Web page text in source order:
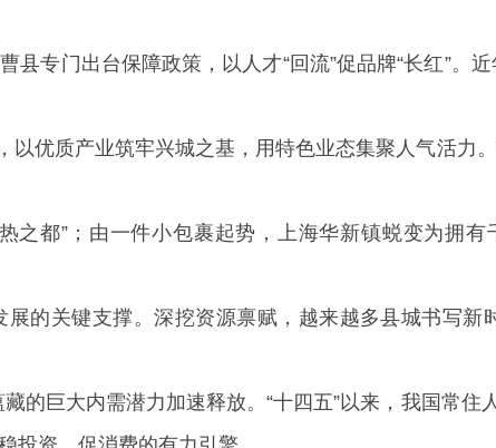
专门出台保障政策，以人才“回流”促品牌“长红”。
以优质产业筑牢兴城之基，用特色业态集聚人气活力
之都”；由一件小包裹起势，上海华新镇蜕变为拥有
的关键支撑。深挖资源禀赋，越来越多县城书写新
的巨大内需潜力加速释放。“十四五”以来，我国常